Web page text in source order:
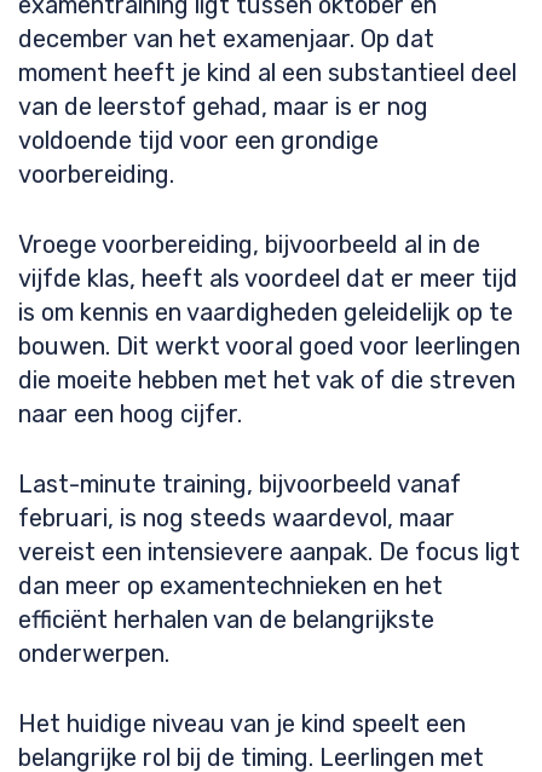
december van het examenjaar. Op dat
moment heeft je kind al een substantieel deel
van de leerstof gehad, maar is er nog
voldoende tijd voor een grondige
voorbereiding.
Vroege voorbereiding, bijvoorbeeld al in de
vijfde klas, heeft als voordeel dat er meer tijd
is om kennis en vaardigheden geleidelijk op te
bouwen. Dit werkt vooral goed voor leerlingen
die moeite hebben met het vak of die streven
naar een hoog cijfer.
Last-minute training, bijvoorbeeld vanaf
februari, is nog steeds waardevol, maar
vereist een intensievere aanpak. De focus ligt
dan meer op examentechnieken en het
efficiënt herhalen van de belangrijkste
onderwerpen.
Het huidige niveau van je kind speelt een
belangrijke rol bij de timing. Leerlingen met